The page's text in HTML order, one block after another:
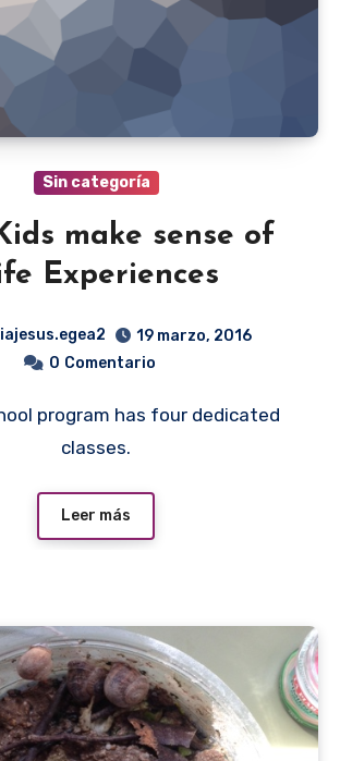
Sin categoría
make sense of
Experiences
19 marzo, 2016
0 Comentario
classes.
Leer más